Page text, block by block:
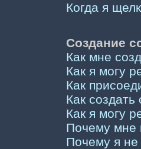
Когда я
Создание
Как мне
Как я могу
Как
Как создать
Как я могу
Почему мне
Почему я не